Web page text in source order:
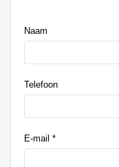
%title
Naam
Telefoon
E-mail *